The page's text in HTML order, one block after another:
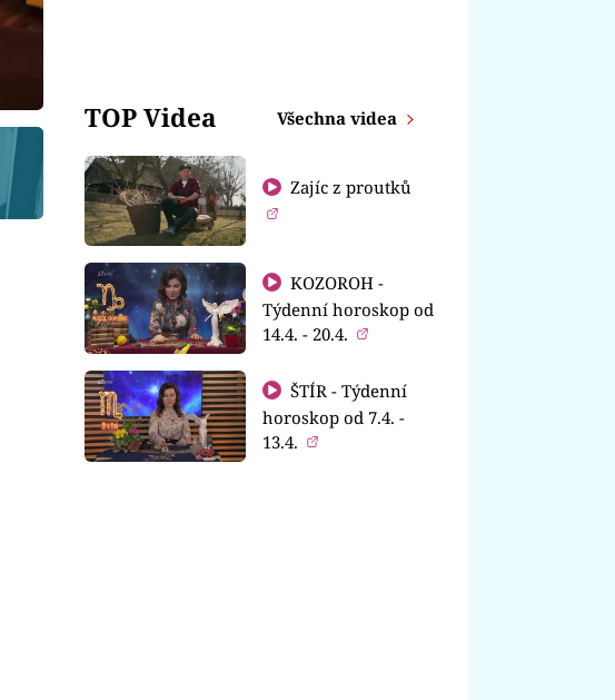
TOP Videa Všechna videa
Zajíc z proutků
KOZOROH -
Týdenní horoskop od
14.4. - 20.4.
ŠTÍR - Týdenní
horoskop od 7.4. -
13.4.